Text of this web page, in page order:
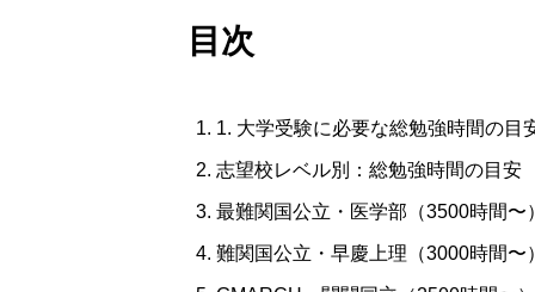
目次
1. 大学受験に必要な総勉強時間の目
志望校レベル別：総勉強時間の目安
最難関国公立・医学部（3500時間〜）
難関国公立・早慶上理（3000時間〜）